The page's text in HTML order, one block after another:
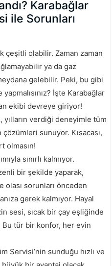
Karabağlar
ile Sorunları
çeşitli olabilir. Zaman zaman
ya da gaz
gelebilir. Peki, bu gibi
yapmalısınız? İşte Karabağlar
ekibi devreye giriyor!
verdiği deneyimle tüm
sunuyor. Kısacası,
olmasın!
sınırlı kalmıyor.
bir şekilde yaparak,
olası sorunları önceden
gerek kalmıyor. Hayal
sesi, sıcak bir çay eşliğinde
Bu tür bir konfor, her evin
Servisi’nin sunduğu hızlı ve